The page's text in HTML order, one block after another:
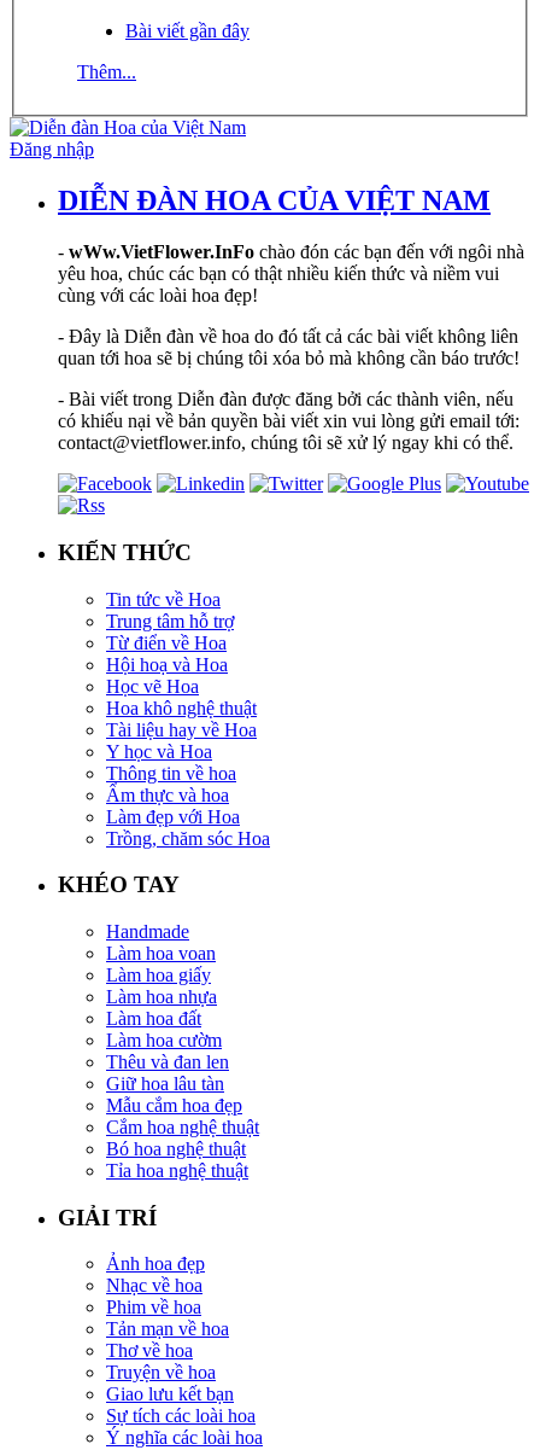
Bài viết gần đây
Thêm...
Đăng nhập
DIỄN ĐÀN HOA CỦA VIỆT NAM
- wWw.VietFlower.InFo chào đón các bạn đến với ngôi nhà
yêu hoa, chúc các bạn có thật nhiều kiến thức và niềm vui
cùng với các loài hoa đẹp!
- Đây là Diễn đàn về hoa do đó tất cả các bài viết không liên
quan tới hoa sẽ bị chúng tôi xóa bỏ mà không cần báo trước!
- Bài viết trong Diễn đàn được đăng bởi các thành viên, nếu
có khiếu nại về bản quyền bài viết xin vui lòng gửi email tới:
contact@vietflower.info, chúng tôi sẽ xử lý ngay khi có thể.
KIẾN THỨC
Tin tức về Hoa
Trung tâm hỗ trợ
Từ điển về Hoa
Hội hoạ và Hoa
Học vẽ Hoa
Hoa khô nghệ thuật
Tài liệu hay về Hoa
Y học và Hoa
Thông tin về hoa
Ẩm thực và hoa
Làm đẹp với Hoa
Trồng, chăm sóc Hoa
KHÉO TAY
Handmade
Làm hoa voan
Làm hoa giấy
Làm hoa nhựa
Làm hoa đất
Làm hoa cườm
Thêu và đan len
Giữ hoa lâu tàn
Mẫu cắm hoa đẹp
Cắm hoa nghệ thuật
Bó hoa nghệ thuật
Tỉa hoa nghệ thuật
GIẢI TRÍ
Ảnh hoa đẹp
Nhạc về hoa
Phim về hoa
Tản mạn về hoa
Thơ về hoa
Truyện về hoa
Giao lưu kết bạn
Sự tích các loài hoa
Ý nghĩa các loài hoa